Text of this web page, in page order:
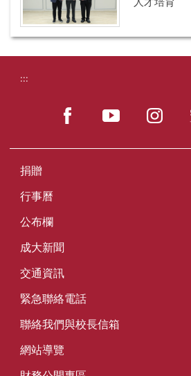
:::
捐贈
行事曆
公布欄
成大新聞
交通資訊
緊急聯絡電話
聯絡我們與校長信箱
網站導覽